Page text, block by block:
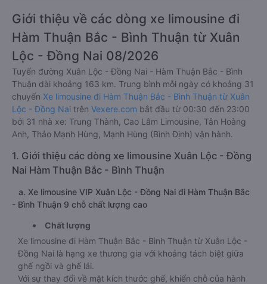
Giới thiệu về các dòng xe limousine đi
Hàm Thuận Bắc - Bình Thuận từ Xuân
Lộc - Đồng Nai 08/2026
Tuyến đường Xuân Lộc - Đồng Nai - Hàm Thuận Bắc - Bình
Thuận dài khoảng 163 km. Trung bình mỗi ngày có khoảng 31
chuyến Xe limousine đi Hàm Thuận Bắc - Bình Thuận từ Xuân
Lộc - Đồng Nai trên Vexere.com bắt đầu từ 00:30 đến 23:00
bởi 31 nhà xe: Trung Thành, Cao Lâm Limousine, Tân Hoàng
Anh, Thảo Mạnh Hùng, Mạnh Hùng (Bình Định) vận hành.
1. Giới thiệu các dòng xe limousine Xuân Lộc - Đồng
Nai Hàm Thuận Bắc - Bình Thuận
a. Xe limousine VIP Xuân Lộc - Đồng Nai đi Hàm Thuận Bắc
- Bình Thuận 9 chỗ chất lượng cao
Chất lượng
Xe limousine đi Hàm Thuận Bắc - Bình Thuận từ Xuân Lộc -
Đồng Nai là hạng xe thương gia với khoảng tách biệt giữa
ghế ngồi và ghế lái.
Với sự thay đổi về mặt kích thước ghế, khiến chỗ của hành